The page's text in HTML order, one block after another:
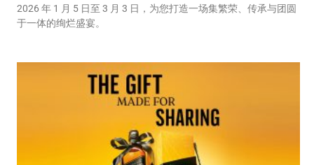
2026 年 1 月 5 日至 3 月 3 日，为您打造一场集繁荣、传承与团圆
于一体的绚烂盛宴。